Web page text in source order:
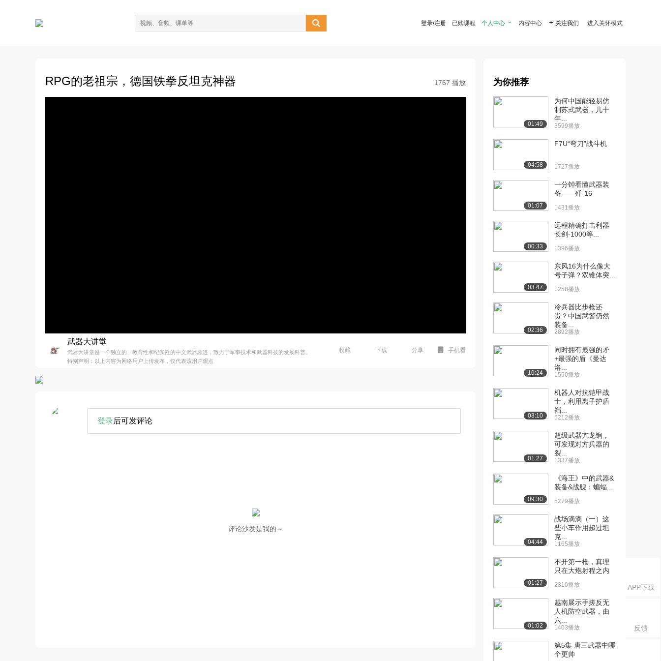
 登录/注册 已购课程 个人中心  内容中心  关注我们 进入关怀模式
APP下载
反馈
RPG的老祖宗，德国铁拳反坦克神器 1767 播放
武器大讲堂
武器大讲堂是一个独立的、教育性和纪实性的中文武器频道，致力于军事技术和武器科技的发展科普。
特别声明：以上内容为网络用户上传发布，仅代表该用户观点
收藏 下载 分享 手机看
登录后可发评论
评论沙发是我的～
为你推荐
01:49
为何中国能轻易仿
制苏式武器，几十
年...
3599播放
04:58
F7U“弯刀”战斗机
1727播放
01:07
一分钟看懂武器装
备——歼-16
1431播放
00:33
远程精确打击利器
长剑-1000等...
1396播放
03:47
东风16为什么像大
号子弹？双锥体突...
1258播放
02:36
冷兵器比步枪还
贵？中国武警仍然
装备...
2892播放
10:24
同时拥有最强的矛
+最强的盾《曼达
洛...
1550播放
03:10
机器人对抗铠甲战
士，利用离子护盾
裆...
5212播放
01:27
超级武器亢龙锏，
可发现对方兵器的
裂...
1337播放
09:30
《海王》中的武器&
装备&战舰：蝙蝠...
5279播放
04:44
战场滴滴（一）这
些小车作用超过坦
克...
1165播放
01:27
不开第一枪，真理
只在大炮射程之内
2310播放
01:02
越南展示手搓反无
人机防空武器，由
六...
1403播放
第5集 唐三武器中哪
个更帅